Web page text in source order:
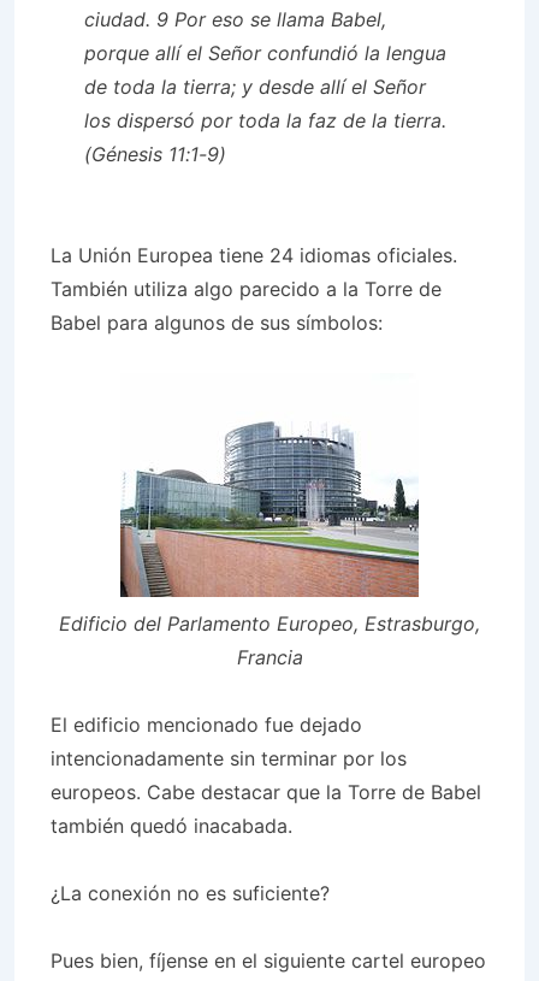
ciudad. 9 Por eso se llama Babel,
porque allí el Señor confundió la lengua
de toda la tierra; y desde allí el Señor
los dispersó por toda la faz de la tierra.
(Génesis 11:1-9)
La Unión Europea tiene 24 idiomas oficiales.
También utiliza algo parecido a la Torre de
Babel para algunos de sus símbolos:
Edificio del Parlamento Europeo, Estrasburgo,
Francia
El edificio mencionado fue dejado
intencionadamente sin terminar por los
europeos. Cabe destacar que la Torre de Babel
también quedó inacabada.
¿La conexión no es suficiente?
Pues bien, fíjense en el siguiente cartel europeo